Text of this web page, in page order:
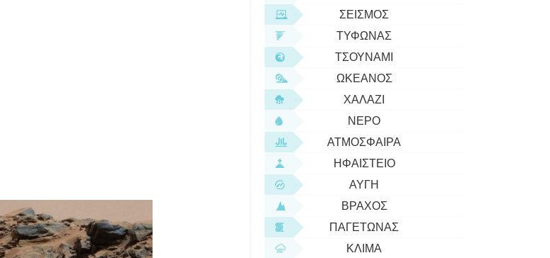
ΣΕΙΣΜΌΣ
ΤΥΦΏΝΑΣ
ΤΣΟΥΝΆΜΙ
ΩΚΕΑΝΌΣ
ΧΑΛΆΖΙ
ΝΕΡΌ
ΑΤΜΌΣΦΑΙΡΑ
ΗΦΑΊΣΤΕΙΟ
ΑΥΓΉ
ΒΡΆΧΟΣ
ΠΑΓΕΤΏΝΑΣ
ΚΛΊΜΑ